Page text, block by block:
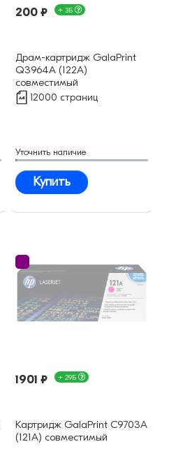
200 ₽ + 3Б
Драм-картридж GalaPrint
Q3964A (122A)
совместимый
12000 страниц
Уточнить наличие
Купить
1901 ₽ + 29Б
Картридж GalaPrint C9703A
(121A) совместимый